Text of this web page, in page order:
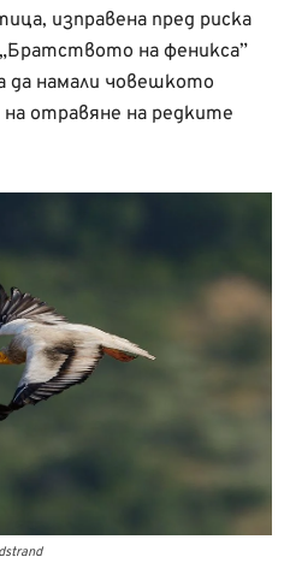
изправена пред риска
на феникса”
да намали човешкото
отравяне на редките